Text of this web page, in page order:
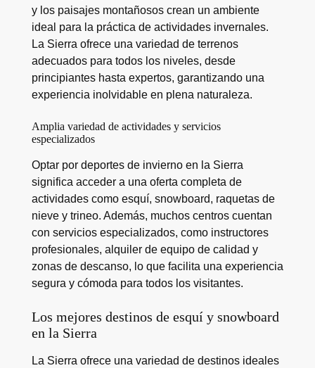
y los paisajes montañosos crean un ambiente
ideal para la práctica de actividades invernales.
La Sierra ofrece una variedad de terrenos
adecuados para todos los niveles, desde
principiantes hasta expertos, garantizando una
experiencia inolvidable en plena naturaleza.
Amplia variedad de actividades y servicios
especializados
Optar por deportes de invierno en la Sierra
significa acceder a una oferta completa de
actividades como esquí, snowboard, raquetas de
nieve y trineo. Además, muchos centros cuentan
con servicios especializados, como instructores
profesionales, alquiler de equipo de calidad y
zonas de descanso, lo que facilita una experiencia
segura y cómoda para todos los visitantes.
Los mejores destinos de esquí y snowboard
en la Sierra
La Sierra ofrece una variedad de destinos ideales